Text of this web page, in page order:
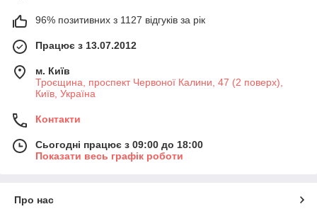
96% позитивних з 1127 відгуків за рік
Працює з 13.07.2012
м. Київ
Троєщина, проспект Червоної Калини, 47 (2 поверх),
Київ, Україна
Контакти
Сьогодні працює з 09:00 до 18:00
Показати весь графік роботи
Про нас